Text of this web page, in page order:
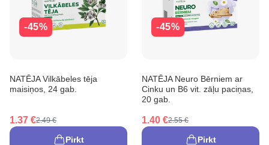
-45%
NATĒJA Vilkābeles tēja
maisiņos, 24 gab.
1.37 €2.49 €
Pirkt
-45%
NATĒJA Neuro Bērniem ar
Cinku un B6 vit. zāļu paciņas,
20 gab.
1.40 €2.55 €
Pirkt